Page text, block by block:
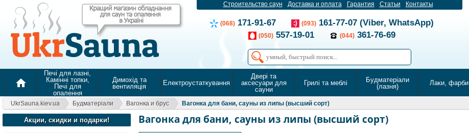
Строительство саун Доставка и оплата Гарантия Статьи Контакты
(068) 171-91-67 (093) 161-77-07 (Viber, WhatsApp)
(050) 557-19-01 (044) 361-76-69
home
Печі для лазні,
Камінні топки,
Печі для
опалення
Димохід та
вентиляція
Електроустаткування
Двері та
аксесуари для
сауни
Грилі та меблі
Будматеріали
(лазня)
Лаки, фарби
UkrSauna.kiev.ua Будматеріали Вагонка и брус Вагонка для бани, сауны из липы (высший сорт)
Акции, скидки и подарки! Вагонка для бани, сауны из липы (высший сорт)